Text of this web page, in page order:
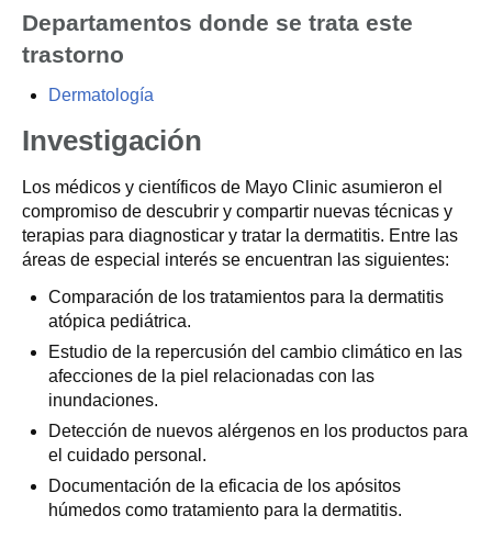
Departamentos donde se trata este
trastorno
Dermatología
Investigación
Los médicos y científicos de Mayo Clinic asumieron el
compromiso de descubrir y compartir nuevas técnicas y
terapias para diagnosticar y tratar la dermatitis. Entre las
áreas de especial interés se encuentran las siguientes:
Comparación de los tratamientos para la dermatitis
atópica pediátrica.
Estudio de la repercusión del cambio climático en las
afecciones de la piel relacionadas con las
inundaciones.
Detección de nuevos alérgenos en los productos para
el cuidado personal.
Documentación de la eficacia de los apósitos
húmedos como tratamiento para la dermatitis.